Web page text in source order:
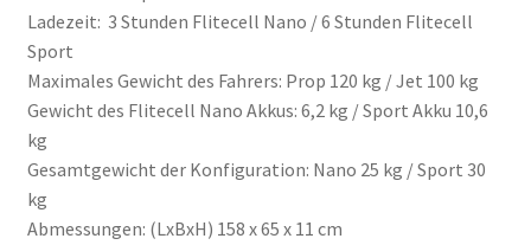
Ladezeit: 3 Stunden Flitecell Nano / 6 Stunden Flitecell
Sport
Maximales Gewicht des Fahrers: Prop 120 kg / Jet 100 kg
Gewicht des Flitecell Nano Akkus: 6,2 kg / Sport Akku 10,6
kg
Gesamtgewicht der Konfiguration: Nano 25 kg / Sport 30
kg
Abmessungen: (LxBxH) 158 x 65 x 11 cm